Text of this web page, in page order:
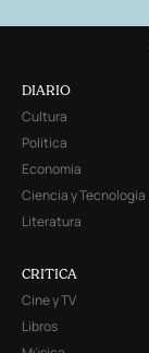
DIARIO
Cultura
Política
Economía
Ciencia y Tecnología
Literatura
CRITICA
Cine y TV
Libros